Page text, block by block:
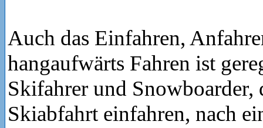
Auch das Einfahren,
hangaufwärts Fahren ist
Skifahrer und Snowboarder,
Skiabfahrt einfahren, nach